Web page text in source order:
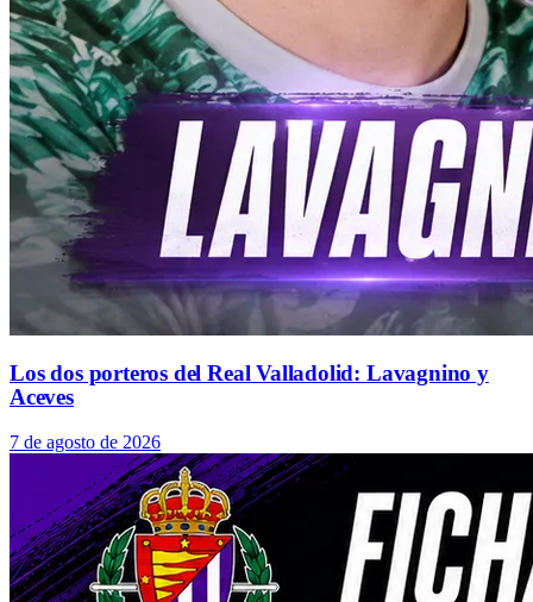
Los dos porteros del Real Valladolid: Lavagnino y
Aceves
7 de agosto de 2026